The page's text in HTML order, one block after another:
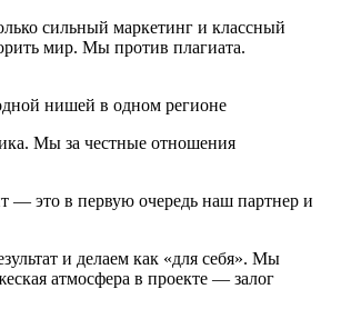
сильный маркетинг и классный
мир. Мы против плагиата.
нишей в одном регионе
Мы за честные отношения
— это в первую очередь наш партнер и
и делаем как «для себя». Мы
атмосфера в проекте — залог